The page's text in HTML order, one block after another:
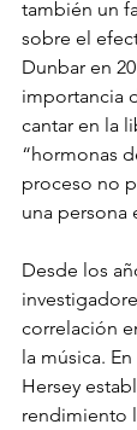
también un
sobre el
Dunbar en
importancia
cantar en la
“hormonas
proceso no
una persona
Desde los
correlación
la música.
Hersey
rendimiento